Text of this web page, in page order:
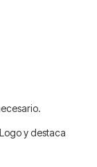
y destaca